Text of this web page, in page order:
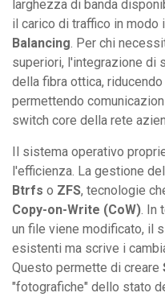
larghezza di banda
il carico di traffico in modo
Balancing. Per chi
superiori, l'integrazione di
della fibra ottica,
permettendo
switch core della rete
Il sistema operativo
l'efficienza. La gestione
Btrfs o ZFS, tecnologie
Copy-on-Write (CoW). In
un file viene modificato, il
esistenti ma scrive i
Questo permette di creare
"fotografiche" dello stato